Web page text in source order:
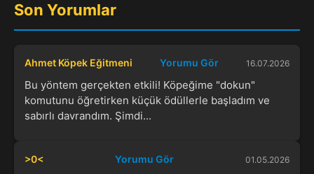
Son Yorumlar
Ahmet Köpek Eğitmeni Yorumu Gör 16.07.2026
Bu yöntem gerçekten etkili! Köpeğime "dokun"
komutunu öğretirken küçük ödüllerle başladım ve
sabırlı davrandım. Şimdi...
>0< Yorumu Gör 01.05.2026